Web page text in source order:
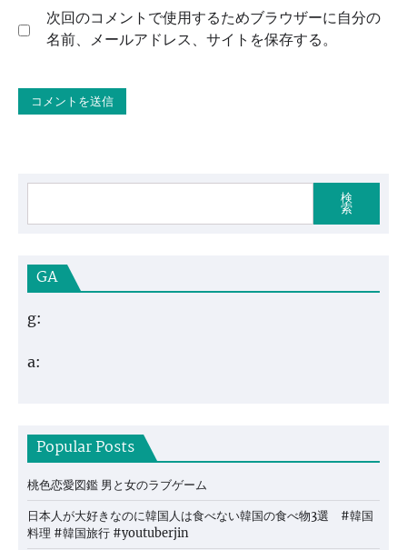
次回のコメントで使用するためブラウザーに自分の
名前、メールアドレス、サイトを保存する。
検
索
GA
g:
a:
Popular Posts
桃色恋愛図鑑 男と女のラブゲーム
日本人が大好きなのに韓国人は食べない韓国の食べ物3選 #韓国
料理 #韓国旅行 #youtuberjin